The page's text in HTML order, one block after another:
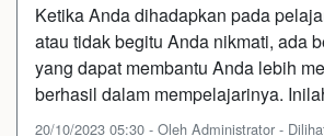
Ketika Anda dihadapkan pada
atau tidak begitu Anda nikmati, ada
yang dapat membantu Anda lebih
berhasil dalam mempelajarinya.
20/10/2023 05:30 - Oleh Administrator -